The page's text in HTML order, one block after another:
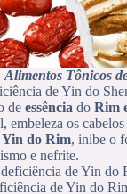
Alimentos Tônicos
de Yin do
de essência do Rim
embeleza os
Yin do Rim, inibe o
e nefrite.
de Yin do
de Yin do